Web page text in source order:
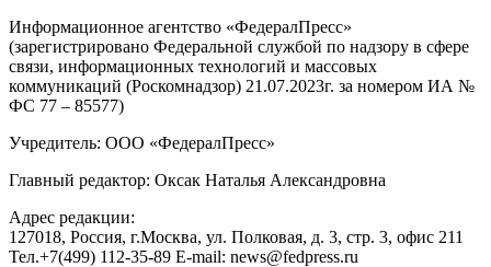
Информационное агентство «ФедералПресс»
(зарегистрировано Федеральной службой по надзору в сфере
связи, информационных технологий и массовых
коммуникаций (Роскомнадзор) 21.07.2023г. за номером ИА №
ФС 77 – 85577)
Учредитель: ООО «ФедералПресс»
Главный редактор: Оксак Наталья Александровна
Адрес редакции:
127018, Россия, г.Москва, ул. Полковая, д. 3, стр. 3, офис 211
Тел.+7(499) 112-35-89 E-mail: news@fedpress.ru